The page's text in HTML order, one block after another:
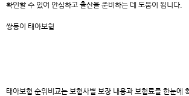
확인할 수 있어 안심하고 출산을 준비하는 데 도움이 됩니다.
쌍둥이 태아보험
태아보험 순위비교는 보험사별 보장 내용과 보험료를 한눈에